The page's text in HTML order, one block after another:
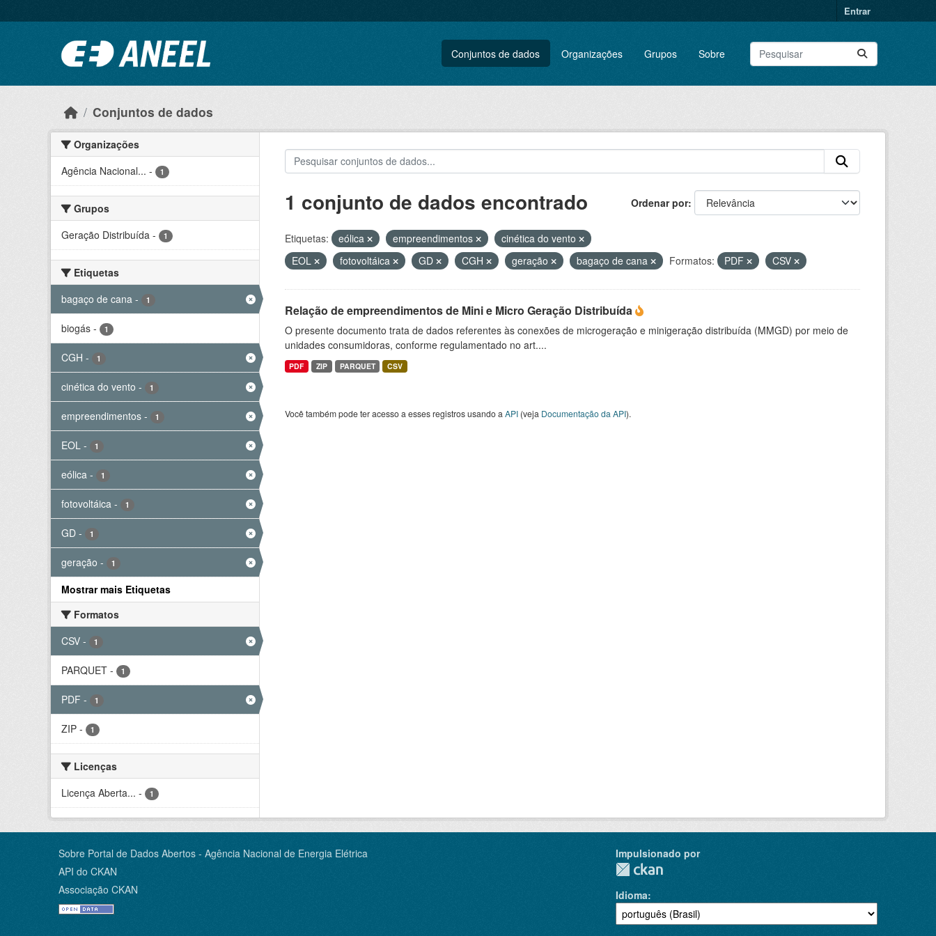
Entrar
Conjuntos de dados Organizações Grupos Sobre
Conjuntos de dados
Organizações
Agência Nacional... - 1
Grupos
Geração Distribuída - 1
Etiquetas
bagaço de cana - 1
biogás - 1
CGH - 1
cinética do vento - 1
empreendimentos - 1
EOL - 1
eólica - 1
fotovoltáica - 1
GD - 1
geração - 1
Mostrar mais Etiquetas
Formatos
CSV - 1
PARQUET - 1
PDF - 1
ZIP - 1
Licenças
Licença Aberta... - 1
Ordenar por
1 conjunto de dados encontrado
Etiquetas: eólica empreendimentos
cinética do vento
EOL
fotovoltáica GD CGH geração bagaço de cana Formatos: PDF CSV
Relação de empreendimentos de Mini e Micro Geração Distribuída
O presente documento trata de dados referentes às conexões de microgeração e minigeração distribuída (MMGD) por meio de
unidades consumidoras, conforme regulamentado no art....
PDF ZIP PARQUET CSV
Você também pode ter acesso a esses registros usando a API(veja Documentação da API).
Sobre Portal de Dados Abertos - Agência Nacional de Energia Elétrica
API do CKAN
Associação CKAN
Impulsionado por
Idioma